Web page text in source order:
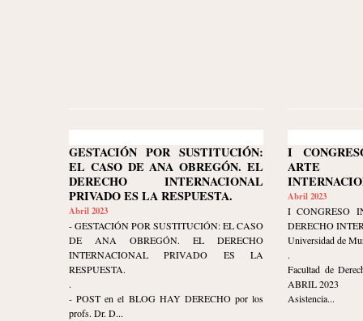
GESTACIÓN POR SUSTITUCIÓN:
EL CASO DE ANA OBREGÓN. EL
DERECHO INTERNACIONAL
PRIVADO ES LA RESPUESTA.
Abril 2023
- GESTACIÓN POR SUSTITUCIÓN: EL CASO
DE ANA OBREGÓN. EL DERECHO
INTERNACIONAL PRIVADO ES LA
RESPUESTA.
.
- POST en el BLOG HAY DERECHO por los
profs. Dr. D...
I
ARTE
Abril 2023
I CONGRESO
DERECHO
Universidad de
.
Facultad de
ABRIL 2023
Asistencia...